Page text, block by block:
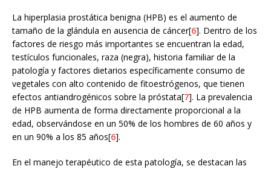
La hiperplasia prostática benigna (HPB) es el aumento de
tamaño de la glándula en ausencia de cáncer[6]. Dentro de los
factores de riesgo más importantes se encuentran la edad,
testículos funcionales, raza (negra), historia familiar de la
patología y factores dietarios específicamente consumo de
vegetales con alto contenido de fitoestrógenos, que tienen
efectos antiandrogénicos sobre la próstata[7]. La prevalencia
de HPB aumenta de forma directamente proporcional a la
edad, observándose en un 50% de los hombres de 60 años y
en un 90% a los 85 años[6].
En el manejo terapéutico de esta patología, se destacan las